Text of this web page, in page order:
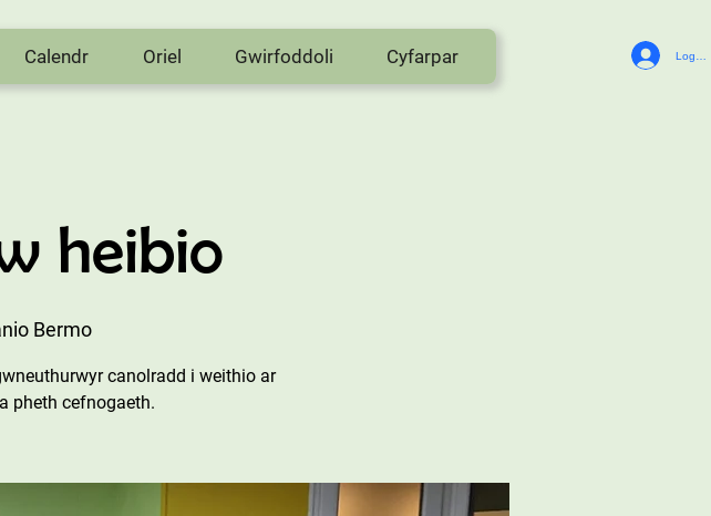
Calendr Oriel Gwirfoddoli Cyfarpar Log In
heibio
Bermo
canolradd i weithio ar
pheth cefnogaeth.